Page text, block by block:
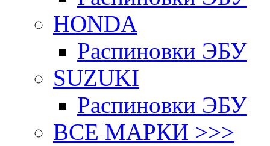
HONDA
Распиновки ЭБУ
SUZUKI
Распиновки ЭБУ
ВСЕ МАРКИ >>>